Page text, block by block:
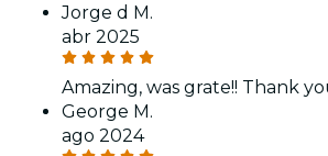
Jorge d M.
abr 2025
Amazing, was grate!! Thank
George M.
ago 2024